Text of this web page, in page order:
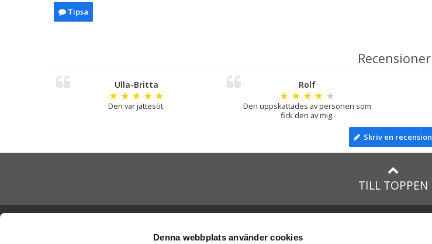
Denna webbplats använder cookies
Tipsa
Recensioner
Ulla-Britta
★ ★ ★ ★ ★
Den var jättesöt.
Rolf
★ ★ ★ ★ ★
Den uppskattades av personen som
fick den av mig.
Skriv en recension
TILL TOPPEN
- GetaTeddy.dk